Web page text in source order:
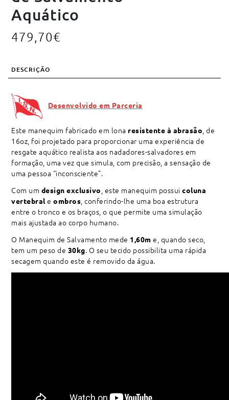
Aquático
479,70€
DESCRIÇÃO
Desenvolvido em Parceria
Este manequim fabricado em lona resistente à abrasão, de
16oz, foi projetado para proporcionar uma experiência de
resgate aquático realista aos nadadores-salvadores em
formação, uma vez que simula, com precisão, a sensação de
uma pessoa “inconsciente”.
Com um design exclusivo, este manequim possuicoluna
vertebraleombros, conferindo-lhe uma boa estrutura
entre o tronco e os braços, o que permite uma simulação
mais ajustada ao corpo humano.
O Manequim de Salvamento mede 1,60m e, quando seco,
tem um peso de 30kg. O seu tecido possibilita uma rápida
secagem quando este é removido da água.